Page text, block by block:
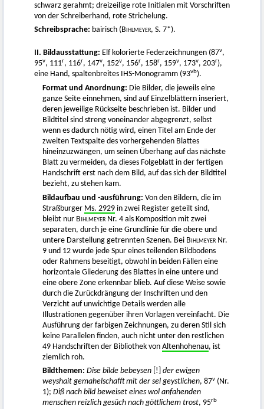
schwarz gerahmt; dreizeilige rote Initialen mit Vorschriften
von der Schreiberhand, rote Strichelung.
Schreibsprache: bairisch (Bihlmeyer, S. 7*).
II. Bildausstattung: Elf kolorierte Federzeichnungen (87v,
95v, 111r, 116r, 147v, 152v, 156r, 158r, 159v, 173v, 203r),
eine Hand, spaltenbreites IHS-Monogramm (93vb).
Format und Anordnung: Die Bilder, die jeweils eine
ganze Seite einnehmen, sind auf Einzelblättern inseriert,
deren jeweilige Rückseite beschrieben ist. Bilder und
Bildtitel sind streng voneinander abgegrenzt, selbst
wenn es dadurch nötig wird, einen Titel am Ende der
zweiten Textspalte des vorhergehenden Blattes
hineinzuzwängen, um seinen Überhang auf das nächste
Blatt zu vermeiden, da dieses Folgeblatt in der fertigen
Handschrift erst nach dem Bild, auf das sich der Bildtitel
bezieht, zu stehen kam.
Bildaufbau und -ausführung: Von den Bildern, die im
Straßburger Ms. 2929 in zwei Register geteilt sind,
bleibt nur Bihlmeyer Nr. 4 als Komposition mit zwei
separaten, durch je eine Grundlinie für die obere und
untere Darstellung getrennten Szenen. Bei Bihlmeyer Nr.
9 und 12 wurde jede Spur eines teilenden Bildbodens
oder Rahmens beseitigt, obwohl in beiden Fällen eine
horizontale Gliederung des Blattes in eine untere und
eine obere Zone erkennbar blieb. Auf diese Weise sowie
durch die Zurückdrängung der Inschriften und den
Verzicht auf unwichtige Details werden alle
Illustrationen gegenüber ihren Vorlagen vereinfacht. Die
Ausführung der farbigen Zeichnungen, zu deren Stil sich
keine Parallelen finden, auch nicht unter den restlichen
49 Handschriften der Bibliothek von Altenhohenau, ist
ziemlich roh.
Bildthemen: Dise bilde bebeysen [!] der ewigen
weyshait gemahelschafft mit der sel geystlichen, 87v (Nr.
1); Diß nach bild beweiset eines wol anfahenden
menschen reizlich gesüch nach göttlichem trost, 95rb